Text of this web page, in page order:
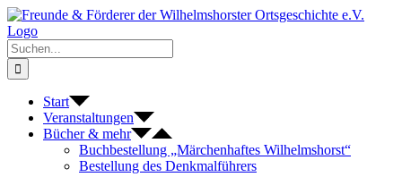
Zum
Inhalt
springen
Suche
nach:
Start
Veranstaltungen
Bücher & mehr
Buchbestellung „Märchenhaftes Wilhelmshorst“
Bestellung des Denkmalführers